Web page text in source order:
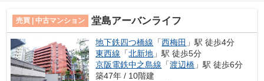
売買 | 中古マンション 堂島アーバンライフ
地下鉄四つ橋線 「西梅田 」駅 徒歩4分
東西線 「北新地 」駅 徒歩5分
京阪電鉄中之島線 「渡辺橋 」駅 徒歩6分
築47年 / 10階建